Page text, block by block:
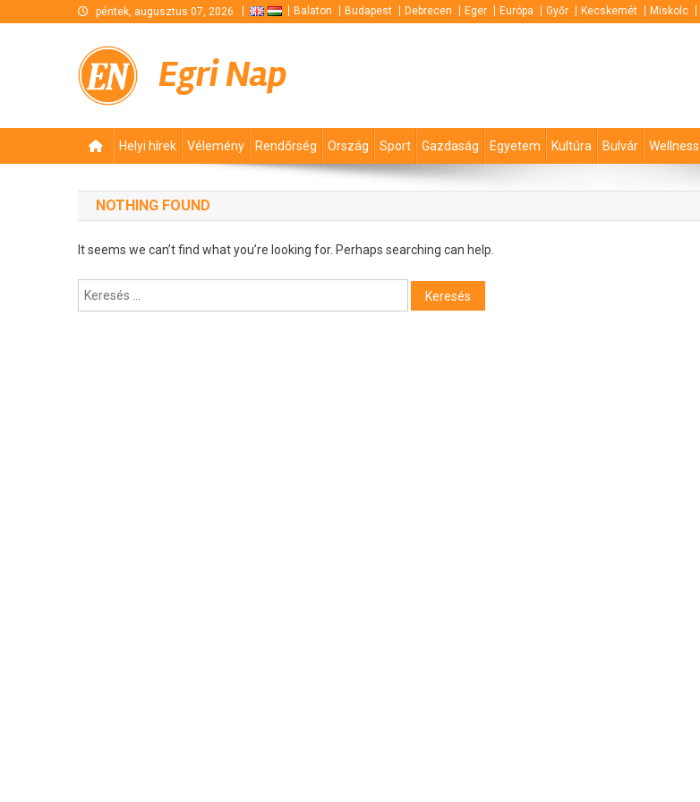
péntek, augusztus 07, 2026 Balaton Budapest Debrecen Eger Európa Győr Kecskemét Miskolc
Egri Nap
Helyi hírek Vélemény Rendőrség Ország Sport Gazdaság Egyetem Kultúra Bulvár Wellness
NOTHING FOUND
It seems we can’t find what you’re looking for. Perhaps searching can help.
Keresés: